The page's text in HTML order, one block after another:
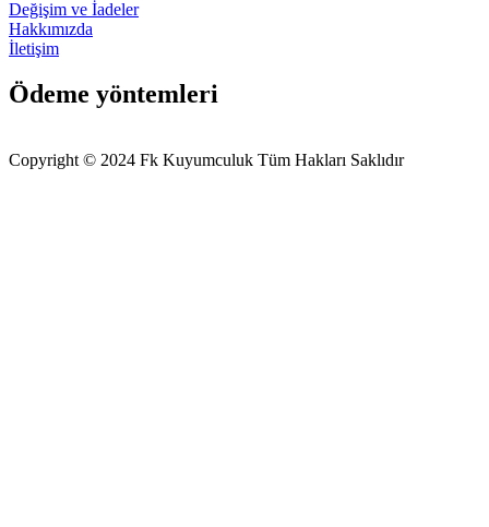
Değişim ve İadeler
Hakkımızda
İletişim
Ödeme yöntemleri
Copyright © 2024 Fk Kuyumculuk Tüm Hakları Saklıdır